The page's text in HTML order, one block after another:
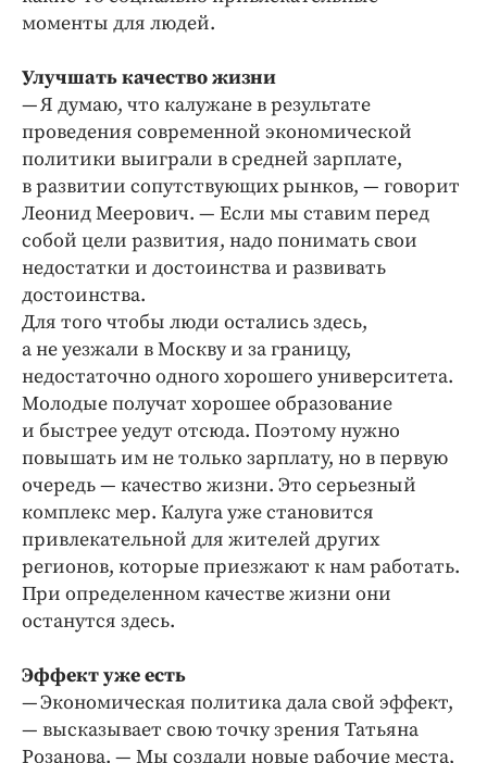
моменты для людей.
Улучшать качество жизни
— Я думаю, что калужане в результате
проведения современной экономической
политики выиграли в средней зарплате,
в развитии сопутствующих рынков, — говорит
Леонид Меерович. — Если мы ставим перед
собой цели развития, надо понимать свои
недостатки и достоинства и развивать
достоинства.
Для того чтобы люди остались здесь,
а не уезжали в Москву и за границу,
недостаточно одного хорошего университета.
Молодые получат хорошее образование
и быстрее уедут отсюда. Поэтому нужно
повышать им не только зарплату, но в первую
очередь — качество жизни. Это серьезный
комплекс мер. Калуга уже становится
привлекательной для жителей других
регионов, которые приезжают к нам работать.
При определенном качестве жизни они
останутся здесь.
Эффект уже есть
— Экономическая политика дала свой эффект,
— высказывает свою точку зрения Татьяна
Розанова. — Мы создали новые рабочие места,